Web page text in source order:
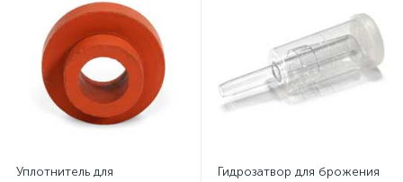
Уплотнитель для
Гидрозатвор для брожения